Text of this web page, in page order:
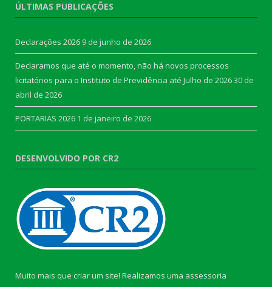
ÚLTIMAS PUBLICAÇÕES
Declarações 2026 9 de junho de 2026
Declaramos que até o momento, não há novos processos
licitatórios para o Instituto de Previdência até Julho de 202630 de
abril de 2026
PORTARIAS 2026 1 de janeiro de 2026
DESENVOLVIDO POR CR2
Muito mais que criar um site! Realizamos uma assessoria